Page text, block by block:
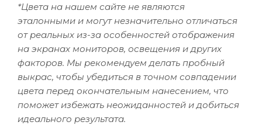
*Цвета на нашем сайте не являются
эталонными и могут незначительно отличаться
от реальных из-за особенностей отображения
на экранах мониторов, освещения и других
факторов. Мы рекомендуем делать пробный
выкрас, чтобы убедиться в точном совпадении
цвета перед окончательным нанесением, что
поможет избежать неожиданностей и добиться
идеального результата.